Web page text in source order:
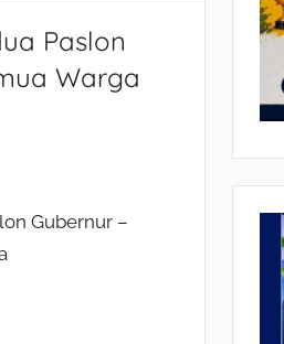
Paslon
Warga
Gubernur –